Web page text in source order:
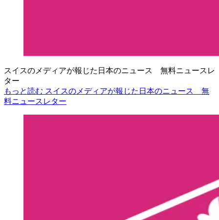
スイスのメディアが報じた日本のニュース 無料ニュースレ
ター
もっと読む スイスのメディアが報じた日本のニュース 無
料ニュースレター